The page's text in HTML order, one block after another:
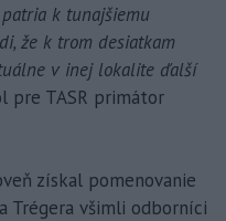
k tunajšiemu
že k trom desiatkam
v inej lokalite ďalší
pre TASR primátor
získal pomenovanie
Trégera všimli odborníci